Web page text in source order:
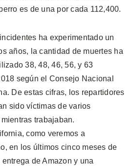
es de una por cada 112,400.
ha experimentado un
años, la cantidad de muertes ha
38, 48, 46, 56, y 63
según el Consejo Nacional
De estas cifras, los repartidores
sido víctimas de varios
trabajaban.
como veremos a
en los últimos cinco meses de
de Amazon y una